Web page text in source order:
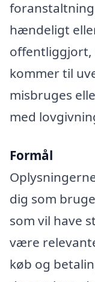
hændeligt
kommer til
misbruges
med
Formål
dig som
som vil have
være
køb og